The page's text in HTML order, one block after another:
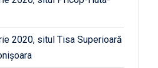
2020, situl Tisa Superioară